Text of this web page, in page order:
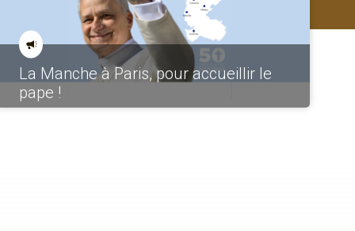
La Manche à Paris, pour accueillir le
pape !